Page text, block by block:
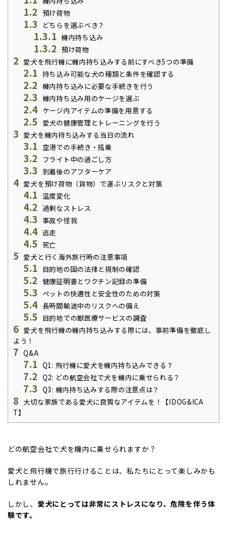
1.2 預け荷物
1.3 どちらを選ぶべき？
1.3.1 機内持ち込み
1.3.2 預け荷物
2 愛犬を飛行機に機内持ち込みする前にすべき5つの準備
2.1 持ち込み可能な犬の種類と条件を確認する
2.2 機内持ち込みに必要な手続きを行う
2.3 機内持ち込み用のケージを選ぶ
2.4 ケージ内アイテムの準備を用意する
2.5 愛犬の健康管理とトレーニングを行う
3 愛犬を機内持ち込みする当日の流れ
3.1 空港での手続き・搭乗
3.2 フライト中の過ごし方
3.3 到着後のアフターケア
4 愛犬を預け荷物（貨物）で運ぶリスクと対策
4.1 温度変化
4.2 過剰なストレス
4.3 事故や怪我
4.4 逃走
4.5 死亡
5 愛犬と行く海外旅行時の注意事項
5.1 目的地の国の法律と規制の確認
5.2 健康証明書とワクチン記録の準備
5.3 ペットの快適性と安全性のための対策
5.4 長時間輸送中のリスクへの備え
5.5 目的地での獣医療サービスの調査
6 愛犬を飛行機の機内持ち込みする際には、事前準備を徹底し
よう！
7 Q&A
7.1 Q1: 飛行機に愛犬を機内持ち込みできる？
7.2 Q2: どの航空会社で犬を機内に乗せられる？
7.3 Q3: 機内持ち込みする際の注意点は？
8 大切な家族である愛犬に良質なアイテムを！【IDOG&ICA
T】
どの航空会社で犬を機内に乗せられますか？
愛犬と飛行機で旅行行けることは、私たちにとって楽しみかも
しれません。
しかし、 愛犬にとっては非常にストレスになり、危険を伴う体
験です。